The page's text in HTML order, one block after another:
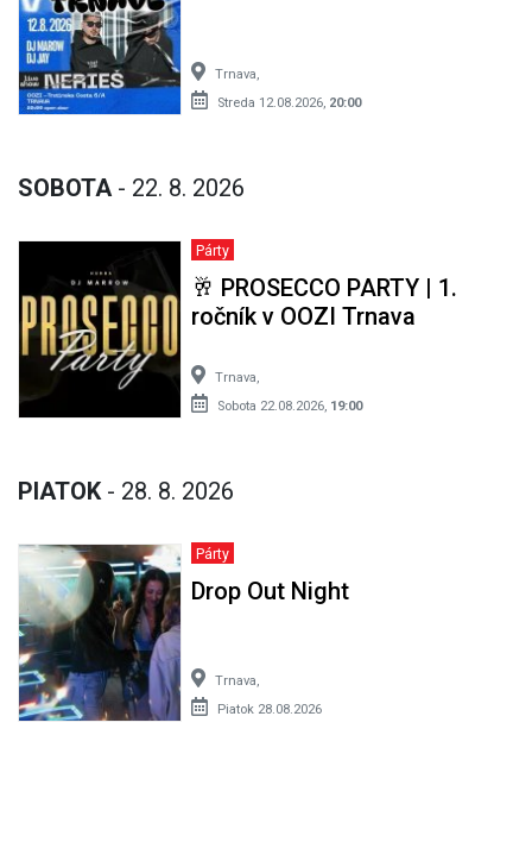
Trnava,
Streda 12.08.2026, 20:00
SOBOTA - 22. 8. 2026
Párty
🥂 PROSECCO PARTY | 1.
ročník v OOZI Trnava
Trnava,
Sobota 22.08.2026, 19:00
PIATOK - 28. 8. 2026
Párty
Drop Out Night
Trnava,
Piatok 28.08.2026